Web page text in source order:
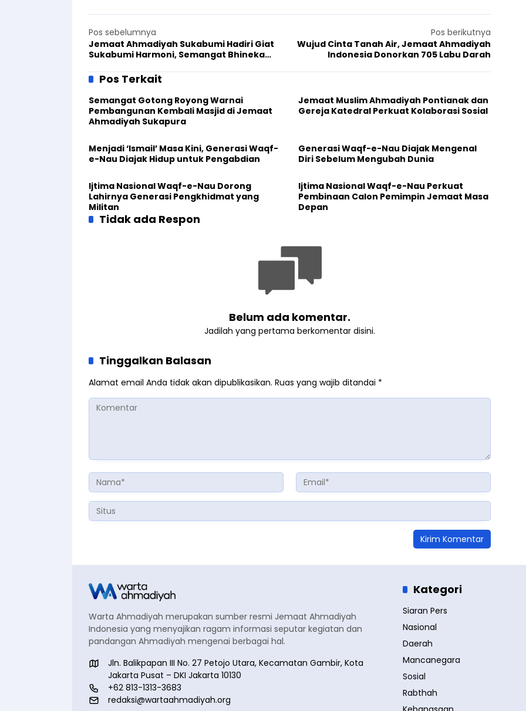
Pos sebelumnya
Jemaat Ahmadiyah Sukabumi Hadiri Giat
Sukabumi Harmoni, Semangat Bhineka
Pos berikutnya
Wujud Cinta Tanah Air, Jemaat Ahmadiyah
Indonesia Donorkan 705 Labu Darah
Pos Terkait
Semangat Gotong Royong Warnai
Pembangunan Kembali Masjid di Jemaat
Ahmadiyah Sukapura
Jemaat Muslim Ahmadiyah Pontianak dan
Gereja Katedral Perkuat Kolaborasi Sosial
Menjadi ‘Ismail’ Masa Kini, Generasi Waqf-
e-Nau Diajak Hidup untuk Pengabdian
Generasi Waqf-e-Nau Diajak Mengenal
Diri Sebelum Mengubah Dunia
Ijtima Nasional Waqf-e-Nau Dorong
Lahirnya Generasi Pengkhidmat yang
Militan
Ijtima Nasional Waqf-e-Nau Perkuat
Pembinaan Calon Pemimpin Jemaat Masa
Depan
Tidak ada Respon
Belum ada komentar.
Jadilah yang pertama berkomentar disini.
Tinggalkan Balasan
Alamat email Anda tidak akan dipublikasikan. Ruas yang wajib ditandai *
Warta Ahmadiyah merupakan sumber resmi Jemaat Ahmadiyah
Indonesia yang menyajikan ragam informasi seputar kegiatan dan
pandangan Ahmadiyah mengenai berbagai hal.
Jln. Balikpapan III No. 27 Petojo Utara, Kecamatan Gambir, Kota
Jakarta Pusat – DKI Jakarta 10130
+62 813-1313-3683
redaksi@wartaahmadiyah.org
Kategori
Siaran Pers
Nasional
Daerah
Mancanegara
Sosial
Rabthah